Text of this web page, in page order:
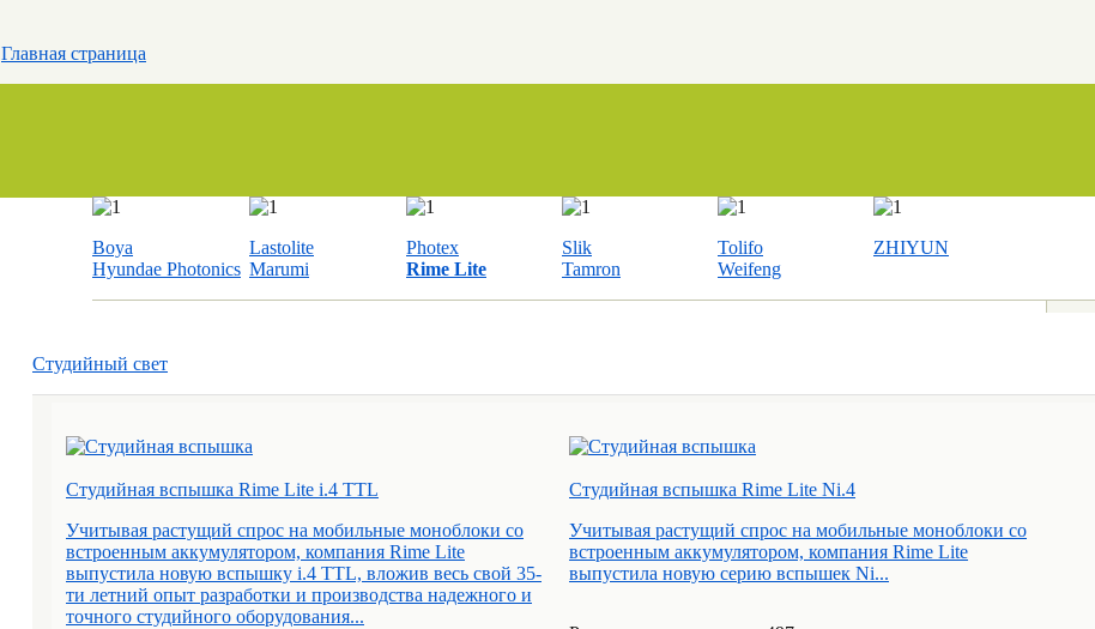
Главная страница
Boya
Hyundae Photonics
Lastolite
Marumi
Photex
Rime Lite
Slik
Tamron
Tolifo
Weifeng
ZHIYUN
Студийный свет
Студийная вспышка Rime Lite i.4 TTL
Учитывая растущий спрос на мобильные моноблоки со
встроенным аккумулятором, компания Rime Lite
выпустила новую вспышку i.4 TTL, вложив весь свой 35-
ти летний опыт разработки и производства надежного и
точного студийного оборудования...
Студийная вспышка Rime Lite Ni.4
Учитывая растущий спрос на мобильные моноблоки со
встроенным аккумулятором, компания Rime Lite
выпустила новую серию вспышек Ni...